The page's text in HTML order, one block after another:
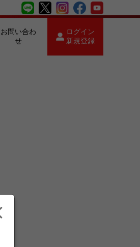
お問い合わ
せ
ログイン
新規登録